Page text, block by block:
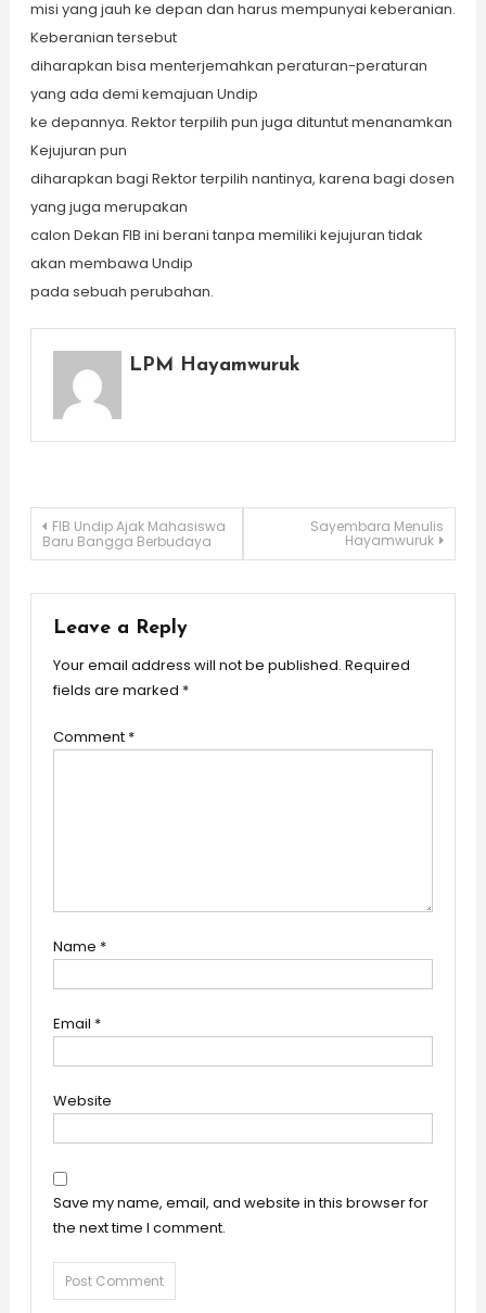
misi yang jauh ke depan dan harus mempunyai keberanian.
Keberanian tersebut
diharapkan bisa menterjemahkan peraturan-peraturan
yang ada demi kemajuan Undip
ke depannya. Rektor terpilih pun juga dituntut menanamkan
Kejujuran pun
diharapkan bagi Rektor terpilih nantinya, karena bagi dosen
yang juga merupakan
calon Dekan FIB ini berani tanpa memiliki kejujuran tidak
akan membawa Undip
pada sebuah perubahan.
LPM Hayamwuruk
Post
FIB Undip Ajak Mahasiswa
Baru Bangga Berbudaya
Sayembara Menulis
Hayamwuruk
Leave a Reply
Your email address will not be published. Required
fields are marked *
Comment *
Name *
Email *
Website
Save my name, email, and website in this browser for
the next time I comment.